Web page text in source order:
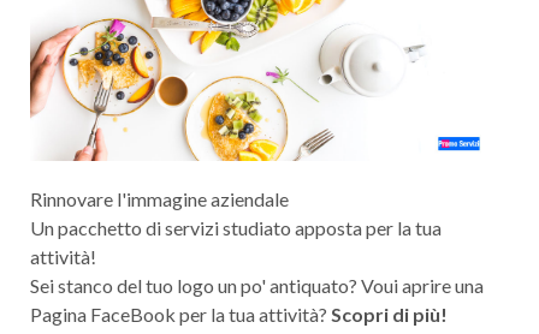
Rinnovare l'immagine aziendale
Un pacchetto di servizi studiato apposta per la tua
attività!
Sei stanco del tuo logo un po' antiquato? Voui aprire una
Pagina FaceBook per la tua attività? Scopri di più!